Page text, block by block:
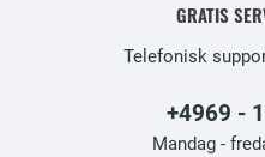
GRATIS
Telefonisk
+4969 -
Mandag -